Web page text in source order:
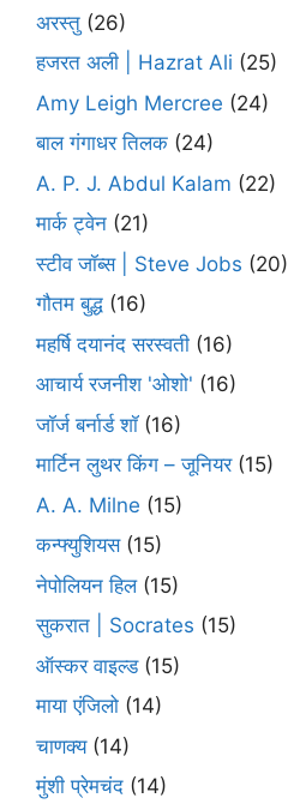
अरस्तु (26)
हजरत अली | Hazrat Ali (25)
Amy Leigh Mercree (24)
बाल गंगाधर तिलक (24)
A. P. J. Abdul Kalam (22)
मार्क ट्वेन (21)
स्टीव जॉब्स | Steve Jobs (20)
गौतम बुद्ध (16)
महर्षि दयानंद सरस्वती (16)
आचार्य रजनीश 'ओशो' (16)
जॉर्ज बर्नार्ड शॉ(16)
मार्टिन लुथर किंग – जूनियर(15)
A. A. Milne (15)
कन्फ्युशियस(15)
नेपोलियन हिल(15)
सुकरात | Socrates (15)
ऑस्कर वाइल्ड(15)
माया एंजिलो (14)
चाणक्य(14)
मुंशी प्रेमचंद (14)